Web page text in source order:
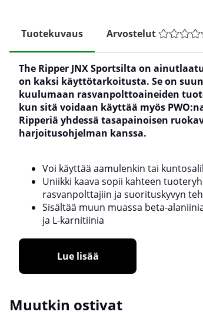
Tuotekuvaus Arvostelut
The Ripper JNX Sportsilta on
on kaksi käyttötarkoitusta. Se on
kuulumaan rasvanpolttoaineiden
kun sitä voidaan käyttää myös
Ripperiä yhdessä tasapainoisen
harjoitusohjelman kanssa.
Voi käyttää aamulenkin tai
Uniikki kaava sopii kahteen
rasvanpolttajiin ja suorituskyvyn
Sisältää muun muassa beta-
ja L-karnitiinia
Lue lisää
Muutkin ostivat